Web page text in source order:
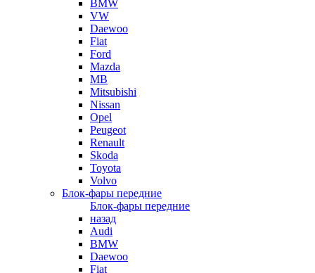
BMW
VW
Daewoo
Fiat
Ford
Mazda
MB
Mitsubishi
Nissan
Opel
Peugeot
Renault
Skoda
Toyota
Volvo
Блок-фары передние
Блок-фары передние
назад
Audi
BMW
Daewoo
Fiat